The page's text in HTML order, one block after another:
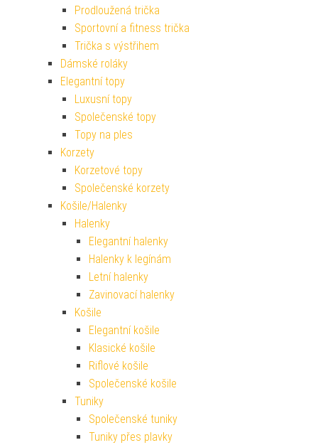
Prodloužená trička
Sportovní a fitness trička
Trička s výstřihem
Dámské roláky
Elegantní topy
Luxusní topy
Společenské topy
Topy na ples
Korzety
Korzetové topy
Společenské korzety
Košile/Halenky
Halenky
Elegantní halenky
Halenky k legínám
Letní halenky
Zavinovací halenky
Košile
Elegantní košile
Klasické košile
Riflové košile
Společenské košile
Tuniky
Společenské tuniky
Tuniky přes plavky